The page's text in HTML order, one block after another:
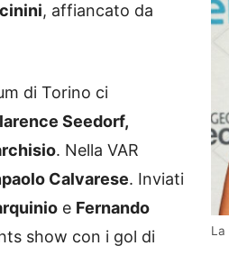
La
, affiancato da
di Torino ci
Seedorf,
. Nella VAR
Calvarese. Inviati
e Fernando
show con i gol di